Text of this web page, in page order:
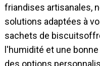
friandises artisanales,
solutions adaptées à
sachets de biscuits
l'humidité et une
des options